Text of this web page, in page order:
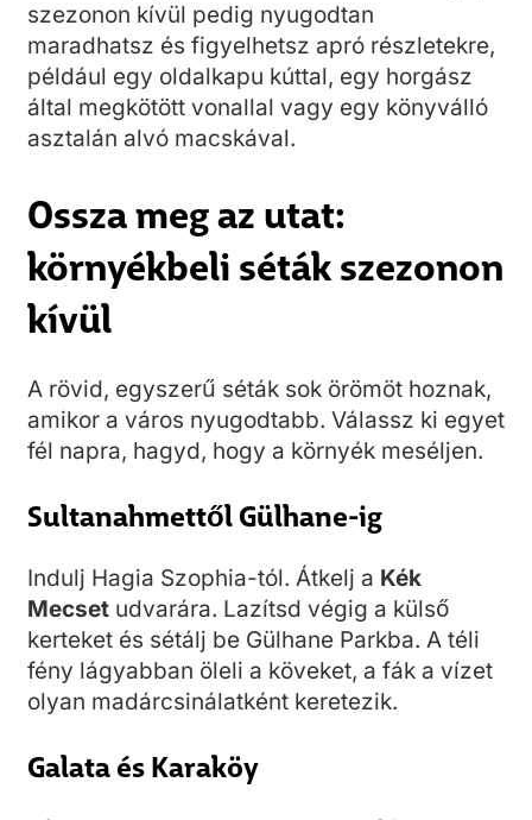
szezonon kívül pedig nyugodtan
maradhatsz és figyelhetsz apró részletekre,
például egy oldalkapu kúttal, egy horgász
által megkötött vonallal vagy egy könyválló
asztalán alvó macskával.
Ossza meg az utat:
környékbeli séták szezonon
kívül
A rövid, egyszerű séták sok örömöt hoznak,
amikor a város nyugodtabb. Válassz ki egyet
fél napra, hagyd, hogy a környék meséljen.
Sultanahmettől Gülhane-ig
Indulj Hagia Szophia-tól. Átkelj a Kék
Mecset udvarára. Lazítsd végig a külső
kerteket és sétálj be Gülhane Parkba. A téli
fény lágyabban öleli a köveket, a fák a vízet
olyan madárcsinálatként keretezik.
Galata és Karaköy